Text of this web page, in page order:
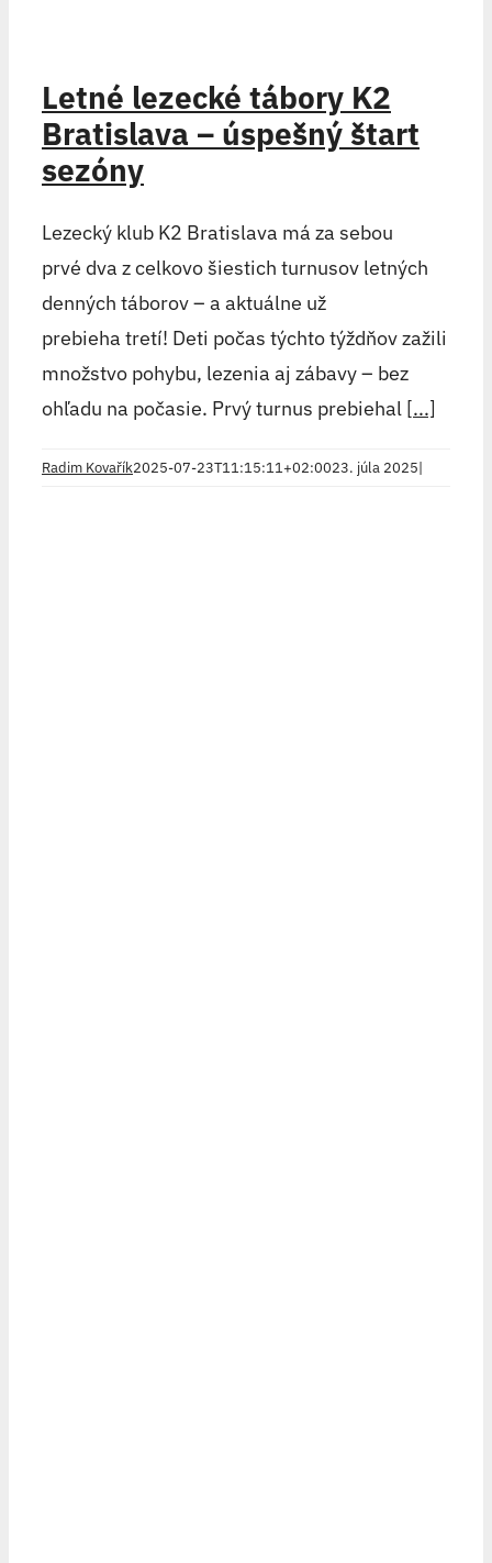
Letné lezecké tábory K2
Bratislava – úspešný štart
sezóny
Lezecký klub K2 Bratislava má za sebou
prvé dva z celkovo šiestich turnusov letných
denných táborov – a aktuálne už
prebieha tretí! Deti počas týchto týždňov zažili
množstvo pohybu, lezenia aj zábavy – bez
ohľadu na počasie. Prvý turnus prebiehal [...]
Radim Kovařík2025-07-23T11:15:11+02:0023. júla 2025|